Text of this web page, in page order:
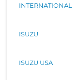
INTERNATIONAL
ISUZU
ISUZU USA